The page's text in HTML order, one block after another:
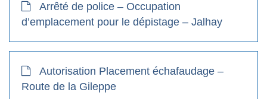
Arrêté de police – Occupation
d’emplacement pour le dépistage – Jalhay
Autorisation Placement échafaudage –
Route de la Gileppe